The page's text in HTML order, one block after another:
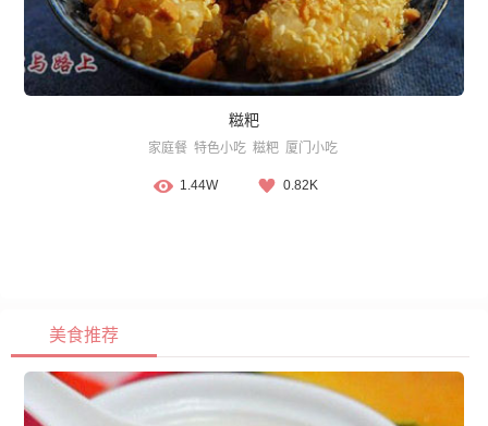
糍粑
家庭餐 特色小吃 糍粑 厦门小吃
1.44W 0.82K
美食推荐